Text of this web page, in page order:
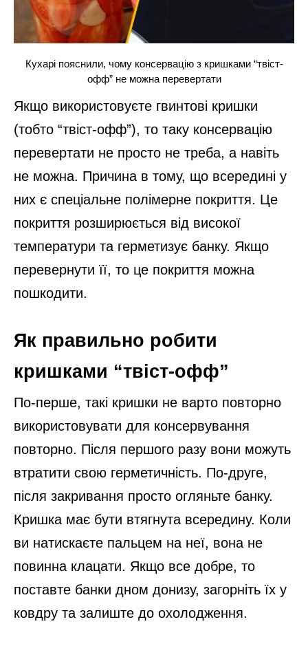
Кухарі пояснили, чому консервацію з кришками “твіст-
офф” не можна перевертати
Якщо використовуєте гвинтові кришки
(тобто “твіст-офф”), то таку консервацію
перевертати не просто не треба, а навіть
не можна. Причина в тому, що всередині у
них є спеціальне полімерне покриття. Це
покриття розширюється від високої
температури та герметизує банку. Якщо
перевернути її, то це покриття можна
пошкодити.
Як правильно робити
кришками “твіст-офф”
По-перше, такі кришки не варто повторно
використовувати для консервування
повторно. Після першого разу вони можуть
втратити свою герметичність. По-друге,
після закривання просто огляньте банку.
Кришка має бути втягнута всередину. Коли
ви натискаєте пальцем на неї, вона не
повинна клацати. Якщо все добре, то
поставте банки дном донизу, загорніть їх у
ковдру та залиште до охолодження.